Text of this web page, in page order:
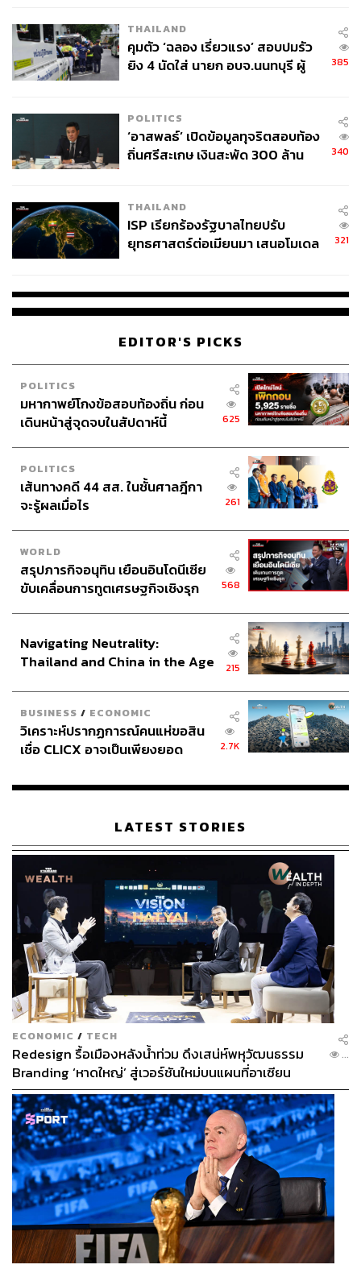
THAILAND
คุมตัว ‘ฉลอง เรี่ยวแรง’ สอบปมรัว
ยิง 4 นัดใส่ นายก อบจ.นนทบุรี ผู้
385
POLITICS
‘อาสพลธ์’ เปิดข้อมูลทุจริตสอบท้อง
ถิ่นศรีสะเกษ เงินสะพัด 300 ล้าน
340
THAILAND
ISP เรียกร้องรัฐบาลไทยปรับ
ยุทธศาสตร์ต่อเมียนมา เสนอโมเดล
321
EDITOR'S PICKS
POLITICS
มหากาพย์โกงข้อสอบท้องถิ่น ก่อน
เดินหน้าสู่จุดจบในสัปดาห์นี้
625
POLITICS
เส้นทางคดี 44 สส. ในชั้นศาลฎีกา
จะรู้ผลเมื่อไร
261
WORLD
สรุปภารกิจอนุทิน เยือนอินโดนีเซีย
ขับเคลื่อนการทูตเศรษฐกิจเชิงรุก
568
Navigating Neutrality:
Thailand and China in the Age
215
BUSINESS / ECONOMIC
วิเคราะห์ปรากฏการณ์คนแห่ขอสิน
เชื่อ CLICX อาจเป็นเพียงยอด
เรือนไทยที่ถูกซุกไว้
2.7K
LATEST STORIES
ECONOMIC / TECH
Redesign รื้อเมืองหลังน้ำท่วม ดึงเสน่ห์พหุวัฒนธรรม
Branding ‘หาดใหญ่’ สู่เวอร์ชันใหม่บนแผนที่อาเซียน
...